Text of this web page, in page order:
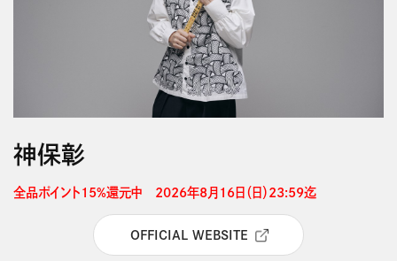
神保彰
全品ポイント15%還元中　2026年8月16日（日）23:59迄
OFFICIAL WEBSITE